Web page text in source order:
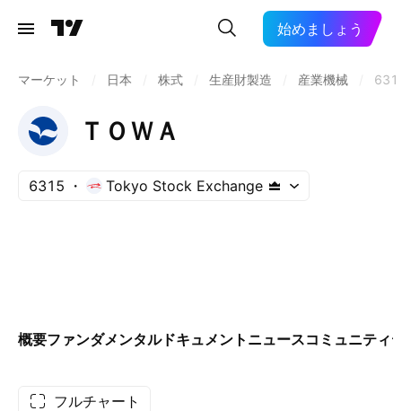
始めましょう
マーケット 日本 株式 生産財製造 産業機械
ＴＯＷＡ
6315 Tokyo Stock Exchange
概要ファンダメンタルドキュメント ニュースコミュニティ
フルチャート